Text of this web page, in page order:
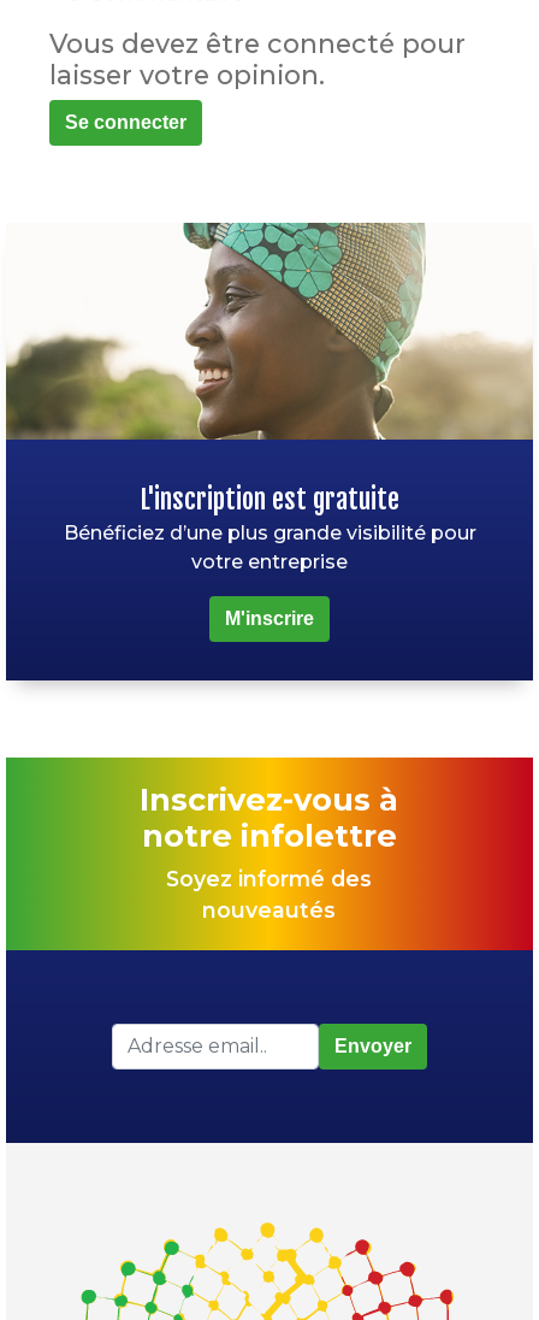
Vous devez être connecté pour
laisser votre opinion.
Se connecter
L'inscription est gratuite
Bénéficiez d’une plus grande visibilité pour
votre entreprise
M'inscrire
Inscrivez-vous à
notre infolettre
Soyez informé des
nouveautés
Envoyer